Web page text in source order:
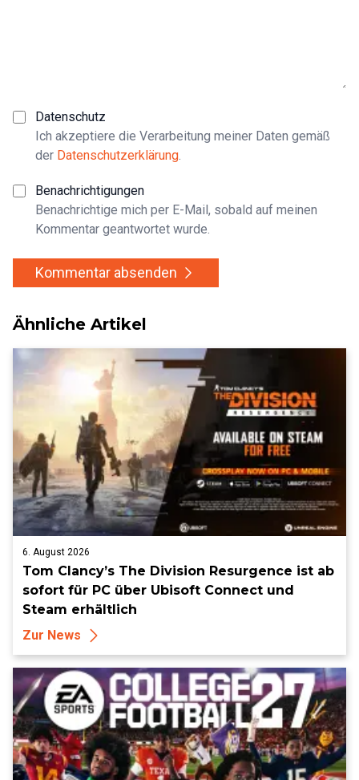
Datenschutz
Ich akzeptiere die Verarbeitung meiner Daten gemäß
der Datenschutzerklärung.
Benachrichtigungen
Benachrichtige mich per E-Mail, sobald auf meinen
Kommentar geantwortet wurde.
Kommentar absenden
Ähnliche Artikel
6. August 2026
Tom Clancy’s The Division Resurgence ist ab
sofort für PC über Ubisoft Connect und
Steam erhältlich
Zur News